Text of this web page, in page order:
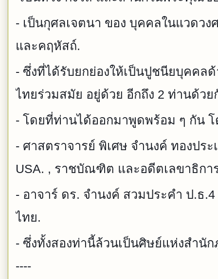
- เป็นกุศลเจตนา ของ บุคคลในแวดว
และคฤหัสถ์.
- ซึ่งที่ได้รับยกย่องให้เป็นปูชนียบุคค
ไทยร่วมสมัย อยู่ด้วย อีกถึง 2 ท่านด้วย
- โดยที่ท่านได้ออกมาพูดพร้อม ๆ กัน
- ศาสตราจารย์ พิเศษ จำนงค์ ทองปร
USA. , ราชบัณฑิต และอดีตเลขาธิก
- อาจาร์ ดร. จำนงค์ สวมประคำ ป.ธ
ไทย.
- ซึ่งทั้งสองท่านี้ล้วนเป็นศิษย์แห่งสำนัก
----